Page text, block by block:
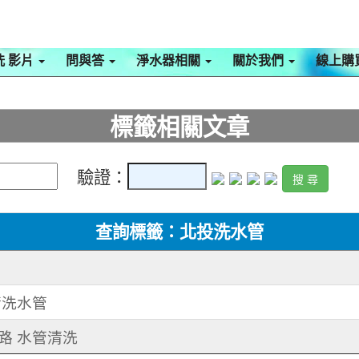
影片 問與答 淨水器相關 關於我們 線上購
標籤相關文章
驗證：
查詢標籤：北投洗水管
水管
水管清洗